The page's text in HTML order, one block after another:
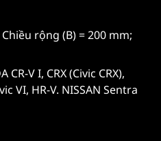
rộng (B) = 200 mm;
V I, CRX (Civic CRX),
VI, HR-V. NISSAN Sentra